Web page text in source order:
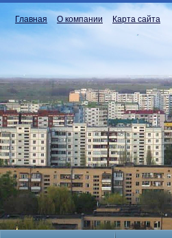
Главная О компании Карта сайта